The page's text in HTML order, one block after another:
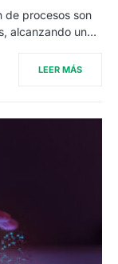
de procesos son
alcanzando un…
LEER MÁS